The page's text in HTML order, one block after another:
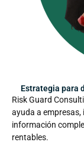
Estrategia para
Risk Guard
ayuda a
información
rentables.